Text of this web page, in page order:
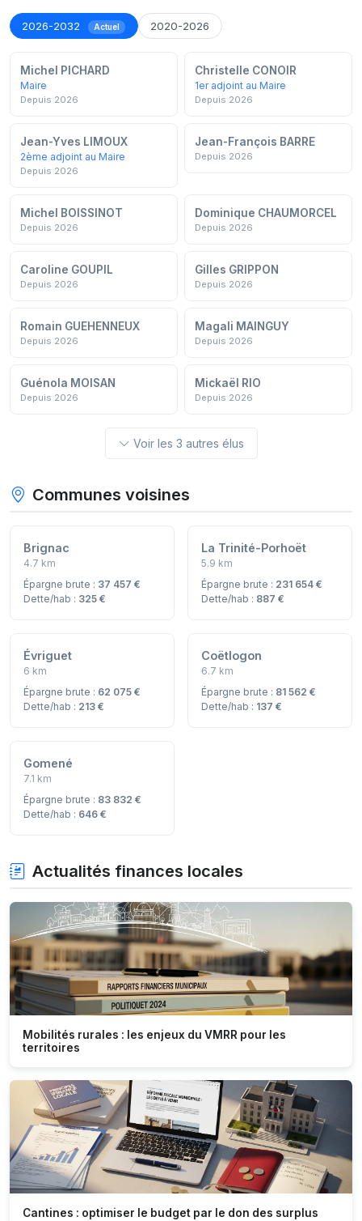
2026-2032 Actuel 2020-2026
Michel PICHARD
Maire
Depuis 2026
Christelle CONOIR
1er adjoint au Maire
Depuis 2026
Jean-Yves LIMOUX
2ème adjoint au Maire
Depuis 2026
Jean-François BARRE
Depuis 2026
Michel BOISSINOT
Depuis 2026
Dominique CHAUMORCEL
Depuis 2026
Caroline GOUPIL
Depuis 2026
Gilles GRIPPON
Depuis 2026
Romain GUEHENNEUX
Depuis 2026
Magali MAINGUY
Depuis 2026
Guénola MOISAN
Depuis 2026
Mickaël RIO
Depuis 2026
Voir les 3 autres élus
Communes voisines
Brignac
4.7 km
Épargne brute : 37 457 €
Dette/hab : 325 €
La Trinité-Porhoët
5.9 km
Épargne brute : 231 654 €
Dette/hab : 887 €
Évriguet
6 km
Épargne brute : 62 075 €
Dette/hab : 213 €
Coëtlogon
6.7 km
Épargne brute : 81 562 €
Dette/hab : 137 €
Gomené
7.1 km
Épargne brute : 83 832 €
Dette/hab : 646 €
Actualités finances locales
Mobilités rurales : les enjeux du VMRR pour les
territoires
Cantines : optimiser le budget par le don des surplus